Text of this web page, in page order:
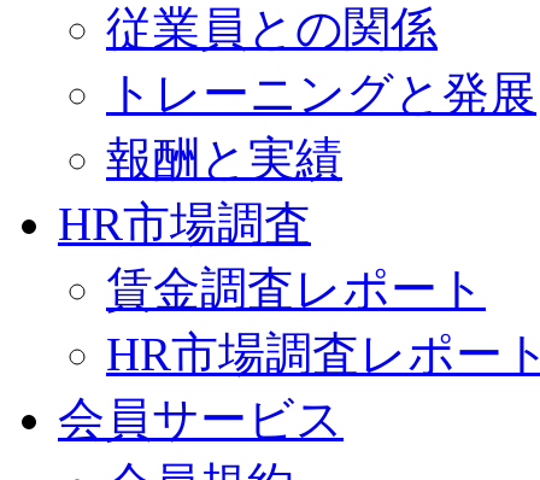
従業員との関係
トレーニングと発展
報酬と実績
HR市場調査
賃金調査レポート
HR市場調査レポー
会員サービス